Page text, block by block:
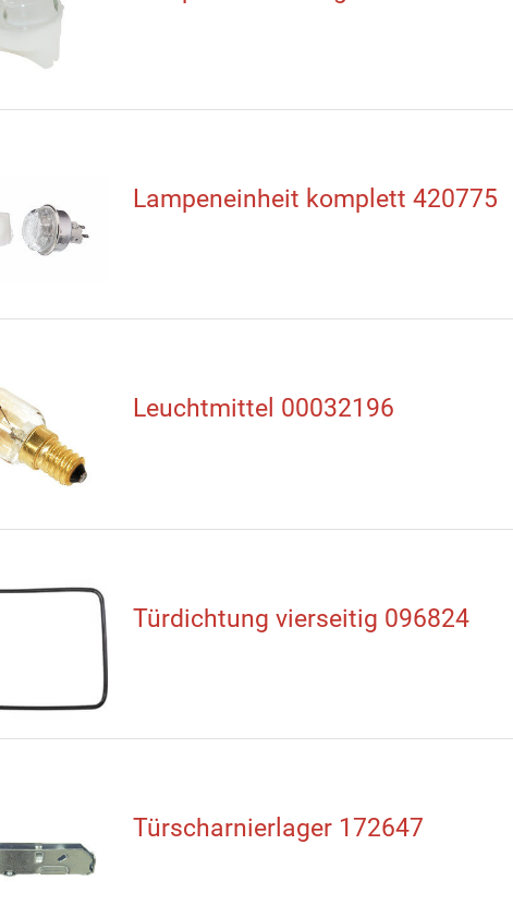
Lampeneinheit komplett 420775
Leuchtmittel 00032196
Türdichtung vierseitig 096824
Türscharnierlager 172647